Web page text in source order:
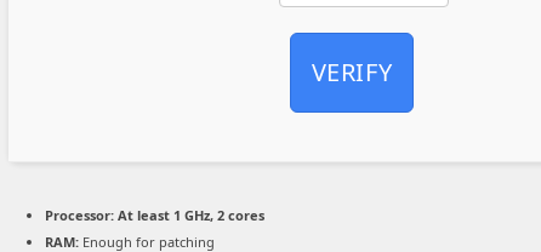
VERIFY
Processor: At least 1 GHz, 2 cores
RAM: Enough for patching